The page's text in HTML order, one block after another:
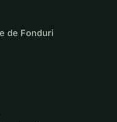
de Fonduri